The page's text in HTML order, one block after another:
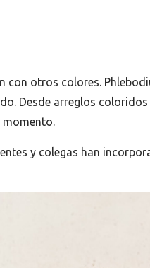
con otros colores.
Desde arreglos
momento.
y colegas han